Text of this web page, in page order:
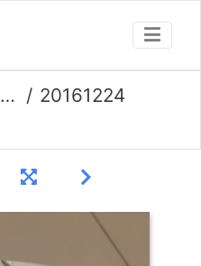
20161224 191814 opti